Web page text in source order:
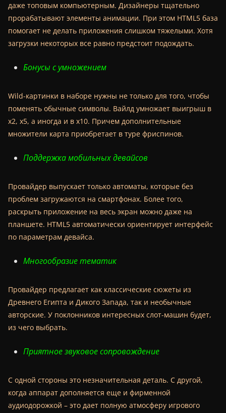
даже топовым компьютерным. Дизайнеры тщательно
прорабатывают элементы анимации. При этом HTML5 база
помогает не делать приложения слишком тяжелыми. Хотя
загрузки некоторых все равно предстоит подождать.
Бонусы с умножением
Wild-картинки в наборе нужны не только для того, чтобы
поменять обычные символы. Вайлд умножает выигрыш в
х2, х5, а иногда и в х10. Причем дополнительные
множители карта приобретает в туре фриспинов.
Поддержка мобильных девайсов
Провайдер выпускает только автоматы, которые без
проблем загружаются на смартфонах. Более того,
раскрыть приложение на весь экран можно даже на
планшете. HTML5 автоматически ориентирует интерфейс
по параметрам девайса.
Многообразие тематик
Провайдер предлагает как классические сюжеты из
Древнего Египта и Дикого Запада, так и необычные
авторские. У поклонников интересных слот-машин будет,
из чего выбрать.
Приятное звуковое сопровождение
С одной стороны это незначительная деталь. С другой,
когда аппарат дополняется еще и фирменной
аудиодорожкой – это дает полную атмосферу игрового